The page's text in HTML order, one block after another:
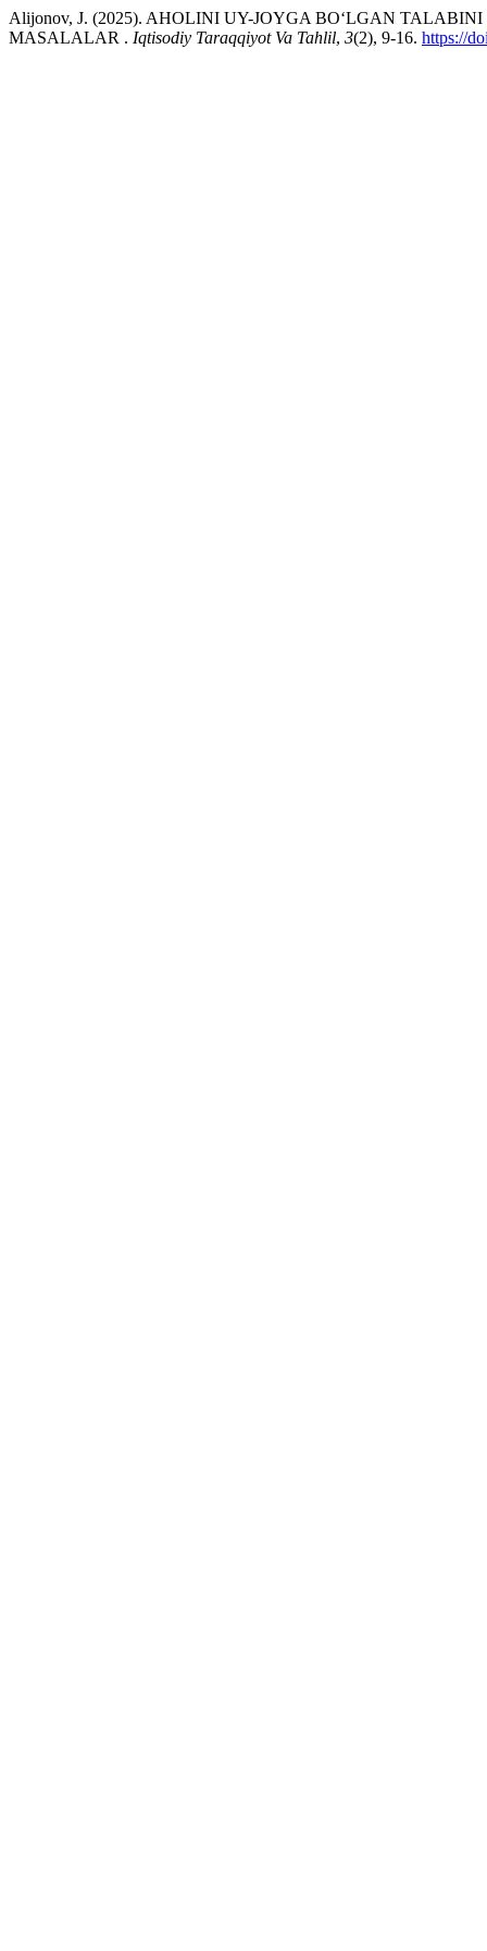
Alijonov, J. (2025). AHOLINI UY-JOYGA BOʻLGAN
MASALALAR . Iqtisodiy Taraqqiyot Va Tahlil, 3(2), 9-16. https://